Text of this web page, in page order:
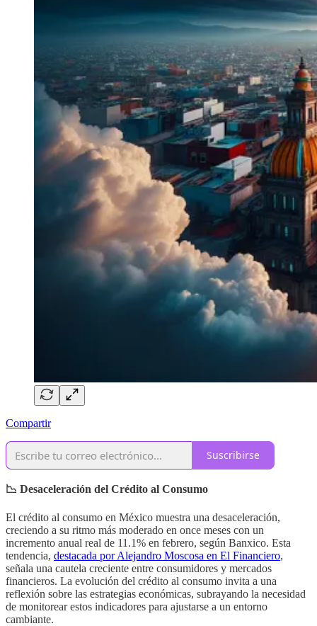
Compartir
Suscribirse
📉 Desaceleración del Crédito al Consumo
El crédito al consumo en México muestra una desaceleración,
creciendo a su ritmo más moderado en once meses con un
incremento anual real de 11.1% en febrero, según Banxico. Esta
tendencia, destacada por Alejandro Moscosa en El Financiero,
señala una cautela creciente entre consumidores y mercados
financieros. La evolución del crédito al consumo invita a una
reflexión sobre las estrategias económicas, subrayando la necesidad
de monitorear estos indicadores para ajustarse a un entorno
cambiante.